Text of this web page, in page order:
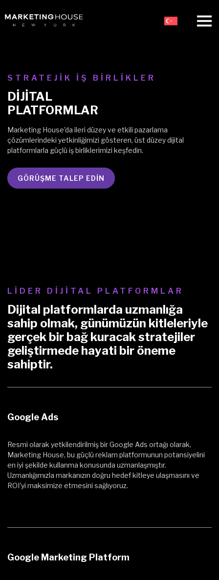
STRATEJİK İŞ BİRLİKLER
DİJİTAL
PLATFORMLAR
Marketing House'da ileri düzey ve etkili pazarlama
çözümlerindeki yetkinliğimizi gösteren, üst düzey dijital
platformlarla güçlü iş birliklerimizi keşfedin.
GÖRÜŞME TALEP EDİN
LİDER DİJİTAL PLATFORMLAR
Dijital platformlarda uzmanlığa
sahip olmak, günümüzün kitleleriyle
gerçek bir bağ kuracak stratejiler
geliştirmede hayati bir öneme
sahiptir.
Google Ads
Resmi olarak yetkilendirilmiş bir Google Ads ortağı olarak,
Marketing House, bu güçlü reklam platformunun potansiyelini
en iyi şekilde kullanma konusunda uzmanlaşmıştır.
Uzmanlığımızla markanızın doğru hedef kitleye ulaşmasını ve
ROI'yi maksimize etmesini sağlıyoruz.
Google Marketing Platform